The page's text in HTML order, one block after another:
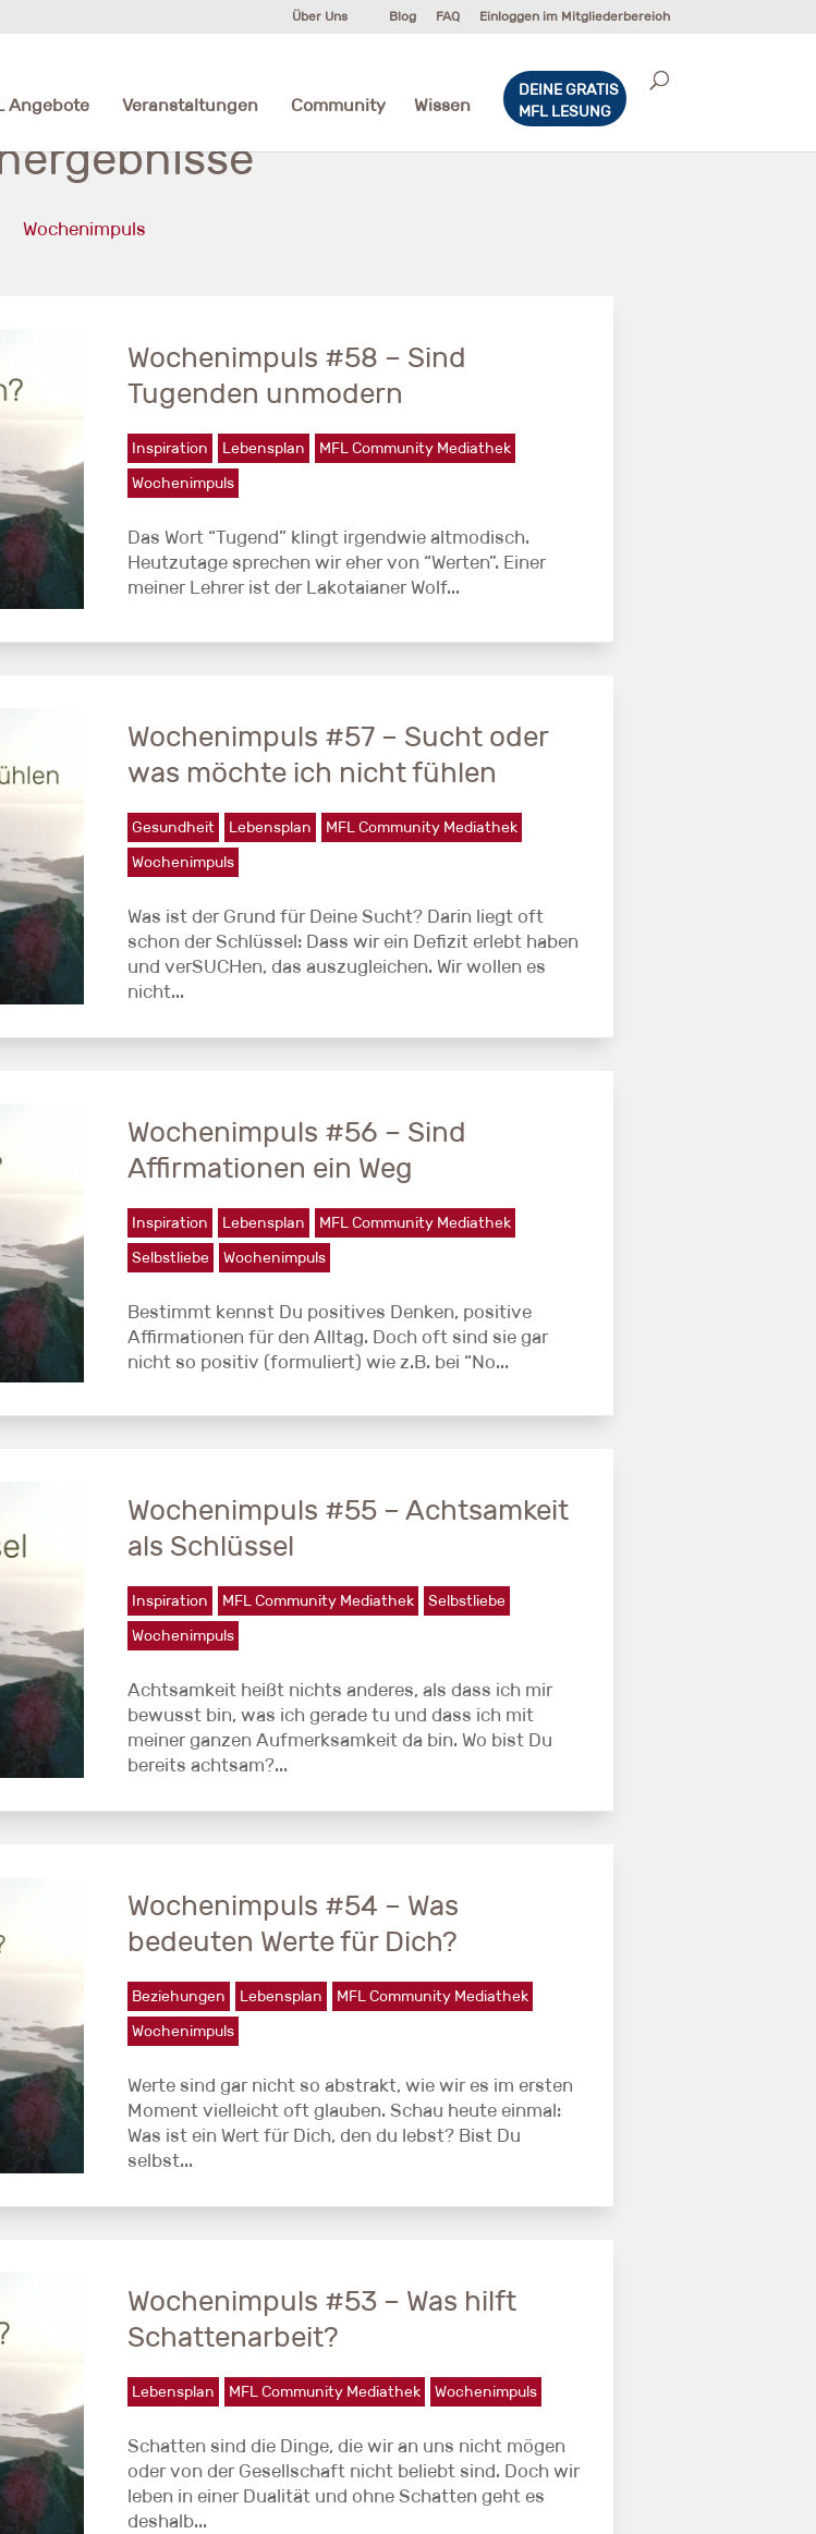
Über Uns Blog FAQ Einloggen im Mitgliederbereich
Angebote Veranstaltungen Community Wissen
DEINE GRATIS
MFL LESUNG
Wochenimpuls
Wochenimpuls #58 – Sind
Tugenden unmodern
Inspiration Lebensplan
MFL Community Mediathek
Wochenimpuls
Das Wort “Tugend” klingt irgendwie altmodisch.
Heutzutage sprechen wir eher von “Werten”. Einer
meiner Lehrer ist der Lakotaianer Wolf...
Wochenimpuls #57 – Sucht oder
was möchte ich nicht fühlen
Gesundheit Lebensplan
MFL Community Mediathek
Wochenimpuls
Was ist der Grund für Deine Sucht? Darin liegt oft
schon der Schlüssel: Dass wir ein Defizit erlebt haben
und verSUCHen, das auszugleichen. Wir wollen es
nicht...
Wochenimpuls #56 – Sind
Affirmationen ein Weg
Inspiration Lebensplan
MFL Community Mediathek
Selbstliebe
Wochenimpuls
Bestimmt kennst Du positives Denken, positive
Affirmationen für den Alltag. Doch oft sind sie gar
nicht so positiv (formuliert) wie z.B. bei “No...
Wochenimpuls #55 – Achtsamkeit
als Schlüssel
Inspiration MFL Community Mediathek
Selbstliebe
Wochenimpuls
Achtsamkeit heißt nichts anderes, als dass ich mir
bewusst bin, was ich gerade tu und dass ich mit
meiner ganzen Aufmerksamkeit da bin. Wo bist Du
bereits achtsam?...
Wochenimpuls #54 – Was
bedeuten Werte für Dich?
Beziehungen Lebensplan
MFL Community Mediathek
Wochenimpuls
Werte sind gar nicht so abstrakt, wie wir es im ersten
Moment vielleicht oft glauben. Schau heute einmal:
Was ist ein Wert für Dich, den du lebst? Bist Du
selbst...
Wochenimpuls #53 – Was hilft
Schattenarbeit?
Lebensplan MFL Community Mediathek Wochenimpuls
Schatten sind die Dinge, die wir an uns nicht mögen
oder von der Gesellschaft nicht beliebt sind. Doch wir
leben in einer Dualität und ohne Schatten geht es
deshalb...